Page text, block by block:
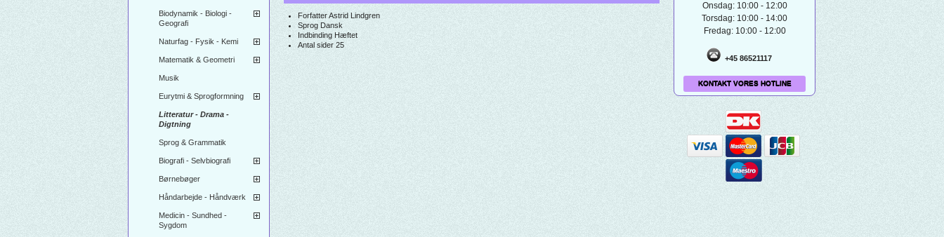
Biodynamik - Biologi -
Geografi
Naturfag - Fysik - Kemi
Matematik & Geometri
Musik
Eurytmi & Sprogformning
Litteratur - Drama -
Digtning
Sprog & Grammatik
Biografi - Selvbiografi
Børnebøger
Håndarbejde - Håndværk
Medicin - Sundhed -
Sygdom
ForfatterAstrid Lindgren
Sprog Dansk
Indbinding Hæftet
Antal sider 25
Onsdag: 10:00 - 12:00
Torsdag: 10:00 - 14:00
Fredag: 10:00 - 12:00
+45 86521117
KONTAKT VORES HOTLINE